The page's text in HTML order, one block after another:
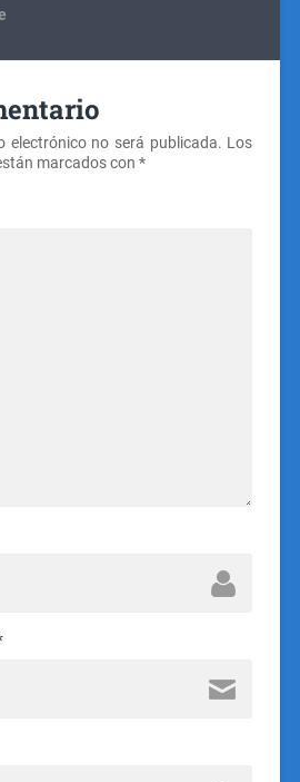
electrónico no será publicada. Los
marcados con *